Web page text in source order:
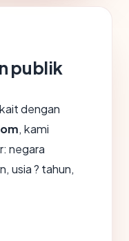
publik
dengan
, kami
negara
usia ? tahun,